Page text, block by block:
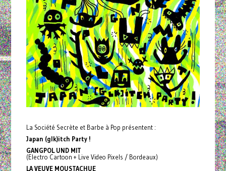
La Société Secrète et Barbe à Pop présentent :
Japan (glk)itch Party !
GANGPOL UND MIT
(Electro Cartoon + Live Video Pixels / Bordeaux)
LA VEUVE MOUSTACHUE